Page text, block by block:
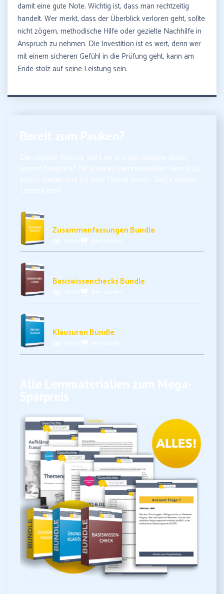
damit eine gute Note. Wichtig ist, dass man rechtzeitig
handelt. Wer merkt, dass der Überblick verloren geht, sollte
nicht zögern, methodische Hilfe oder gezielte Nachhilfe in
Anspruch zu nehmen. Die Investition ist es wert, denn wer
mit einem sicheren Gefühl in die Prüfung geht, kann am
Ende stolz auf seine Leistung sein.
Zusammenfassungen Bundle
Basiswissenchecks Bundle
Klausuren Bundle